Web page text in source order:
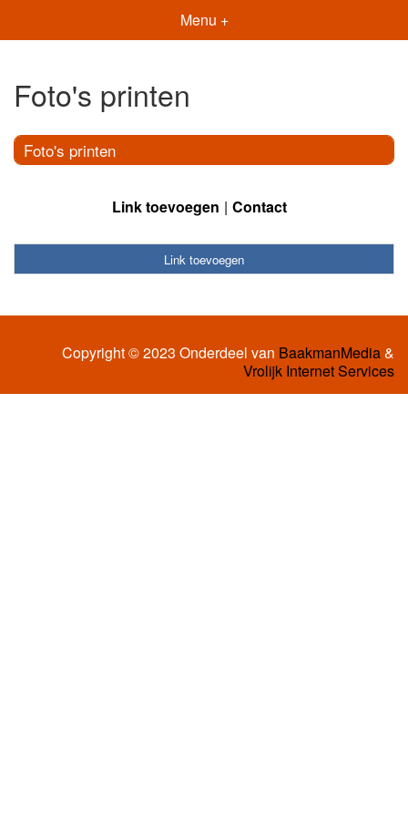
Menu +
Foto's printen
Foto's printen
Link toevoegen Contact
Link toevoegen
Copyright © 2023 Onderdeel van BaakmanMedia&
Vrolijk Internet Services